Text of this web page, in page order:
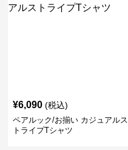
¥6,090 (税込)
ペアルック/お揃い カジュアルス
トライプTシャツ